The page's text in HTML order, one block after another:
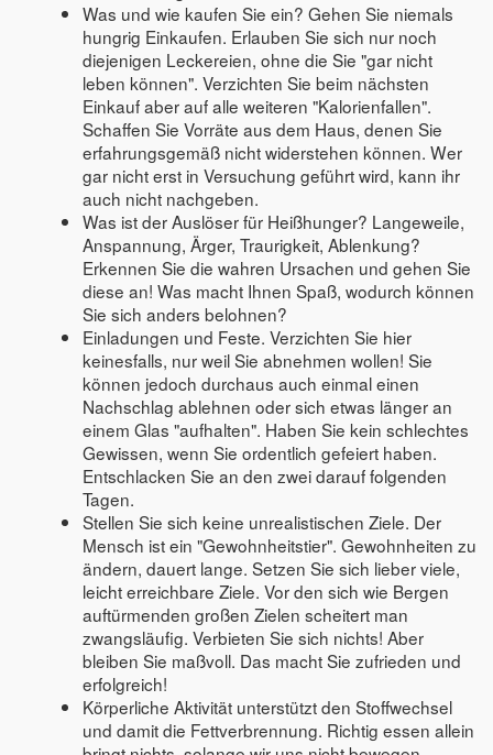
Was und wie kaufen Sie ein? Gehen Sie niemals
hungrig Einkaufen. Erlauben Sie sich nur noch
diejenigen Leckereien, ohne die Sie "gar nicht
leben können". Verzichten Sie beim nächsten
Einkauf aber auf alle weiteren "Kalorienfallen".
Schaffen Sie Vorräte aus dem Haus, denen Sie
erfahrungsgemäß nicht widerstehen können. Wer
gar nicht erst in Versuchung geführt wird, kann ihr
auch nicht nachgeben.
Was ist der Auslöser für Heißhunger? Langeweile,
Anspannung, Ärger, Traurigkeit, Ablenkung?
Erkennen Sie die wahren Ursachen und gehen Sie
diese an! Was macht Ihnen Spaß, wodurch können
Sie sich anders belohnen?
Einladungen und Feste. Verzichten Sie hier
keinesfalls, nur weil Sie abnehmen wollen! Sie
können jedoch durchaus auch einmal einen
Nachschlag ablehnen oder sich etwas länger an
einem Glas "aufhalten". Haben Sie kein schlechtes
Gewissen, wenn Sie ordentlich gefeiert haben.
Entschlacken Sie an den zwei darauf folgenden
Tagen.
Stellen Sie sich keine unrealistischen Ziele. Der
Mensch ist ein "Gewohnheitstier". Gewohnheiten zu
ändern, dauert lange. Setzen Sie sich lieber viele,
leicht erreichbare Ziele. Vor den sich wie Bergen
auftürmenden großen Zielen scheitert man
zwangsläufig. Verbieten Sie sich nichts! Aber
bleiben Sie maßvoll. Das macht Sie zufrieden und
erfolgreich!
Körperliche Aktivität unterstützt den Stoffwechsel
und damit die Fettverbrennung. Richtig essen allein